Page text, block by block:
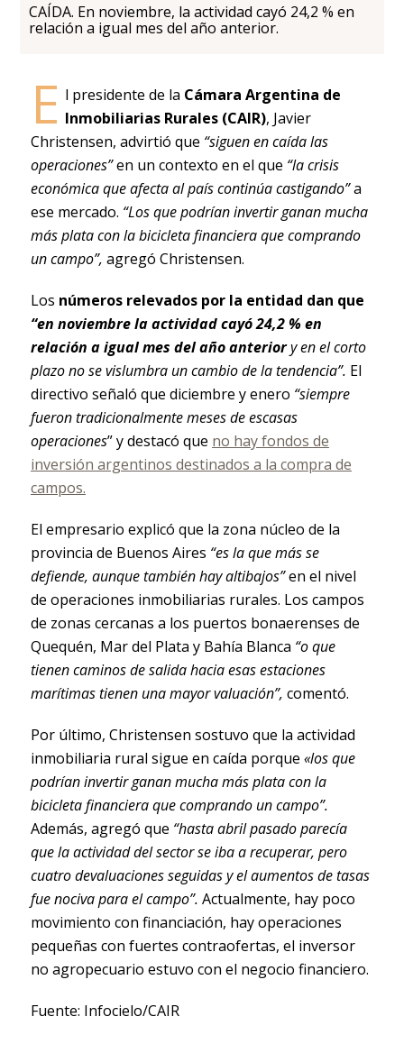
CAÍDA. En noviembre, la actividad cayó 24,2 % en
relación a igual mes del año anterior.
E l presidente de la Cámara Argentina de
Inmobiliarias Rurales (CAIR), Javier
Christensen, advirtió que “siguen en caída las
operaciones”en un contexto en el que “la crisis
económica que afecta al país continúa castigando”a
ese mercado. “Los que podrían invertir ganan mucha
más plata con la bicicleta financiera que comprando
un campo”, agregó Christensen.
Los números relevados por la entidad dan que
“en noviembre la actividad cayó 24,2 % en
relación a igual mes del año anteriory en el corto
plazo no se vislumbra un cambio de la tendencia”. El
directivo señaló que diciembre y enero “siempre
fueron tradicionalmente meses de escasas
operaciones” y destacó que no hay fondos de
inversión argentinos destinados a la compra de
campos.
El empresario explicó que la zona núcleo de la
provincia de Buenos Aires “es la que más se
defiende, aunque también hay altibajos”en el nivel
de operaciones inmobiliarias rurales. Los campos
de zonas cercanas a los puertos bonaerenses de
Quequén, Mar del Plata y Bahía Blanca “o que
tienen caminos de salida hacia esas estaciones
marítimas tienen una mayor valuación”, comentó.
Por último, Christensen sostuvo que la actividad
inmobiliaria rural sigue en caída porque «los que
podrían invertir ganan mucha más plata con la
bicicleta financiera que comprando un campo”.
Además, agregó que “hasta abril pasado parecía
que la actividad del sector se iba a recuperar, pero
cuatro devaluaciones seguidas y el aumentos de tasas
fue nociva para el campo”. Actualmente, hay poco
movimiento con financiación, hay operaciones
pequeñas con fuertes contraofertas, el inversor
no agropecuario estuvo con el negocio financiero.
Fuente: Infocielo/CAIR